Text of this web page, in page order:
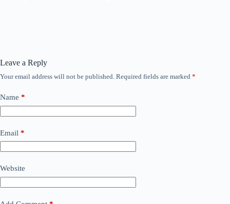
Leave a Reply
Your email address will not be published. Required fields are marked *
Name *
Email *
Website